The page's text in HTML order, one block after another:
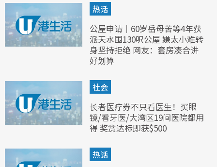
热话
公屋申请｜60岁岳母苦等4年获
派天水围130呎公屋 嫌太小难转
身坚持拒绝 网友：套房凑合讲
好划算
社会
长者医疗券不只看医生！买眼
镜/看牙医/大湾区19间医院都用
得 奖赏达标即获$500
热话